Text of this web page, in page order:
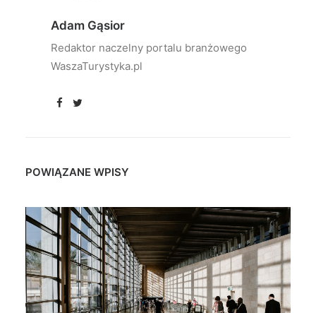
Adam Gąsior
Redaktor naczelny portalu branżowego
WaszaTurystyka.pl
POWIĄZANE WPISY